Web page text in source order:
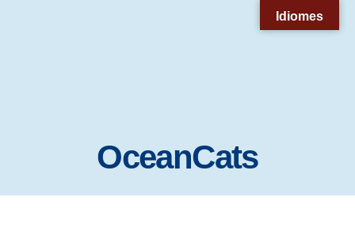
accesibilidad.
OceanCats
Idiomes